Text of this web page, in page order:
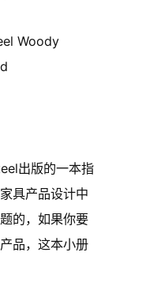
Woody
出版的一本指
具产品设计中
的，如果你要
品，这本小册